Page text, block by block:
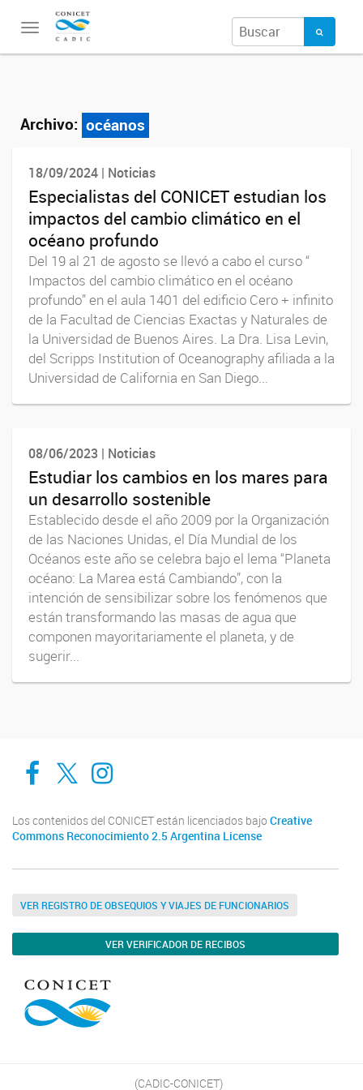
Toggle
Archivo: océanos
18/09/2024 | Noticias
Especialistas del CONICET estudian los
impactos del cambio climático en el
océano profundo
Del 19 al 21 de agosto se llevó a cabo el curso “
Impactos del cambio climático en el océano
profundo” en el aula 1401 del edificio Cero + infinito
de la Facultad de Ciencias Exactas y Naturales de
la Universidad de Buenos Aires. La Dra. Lisa Levin,
del Scripps Institution of Oceanography afiliada a la
Universidad de California en San Diego...
08/06/2023 | Noticias
Estudiar los cambios en los mares para
un desarrollo sostenible
Establecido desde el año 2009 por la Organización
de las Naciones Unidas, el Día Mundial de los
Océanos este año se celebra bajo el lema “Planeta
océano: La Marea está Cambiando”, con la
intención de sensibilizar sobre los fenómenos que
están transformando las masas de agua que
componen mayoritariamente el planeta, y de
sugerir...
Cadic en RedCADIC Ushuaia
Cadic en Red
Los contenidos del CONICET están licenciados bajo Creative
Commons Reconocimiento 2.5 Argentina License
VER REGISTRO DE OBSEQUIOS Y VIAJES DE FUNCIONARIOS
VER VERIFICADOR DE RECIBOS
(CADIC-CONICET)